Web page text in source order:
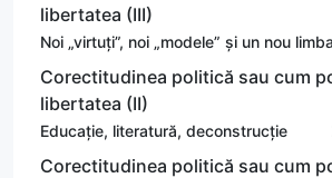
libertatea (III)
Noi „virtuți”, noi „modele” și un nou
Corectitudinea politică sau cum
libertatea (II)
Educație, literatură, deconstrucție
Corectitudinea politică sau cum